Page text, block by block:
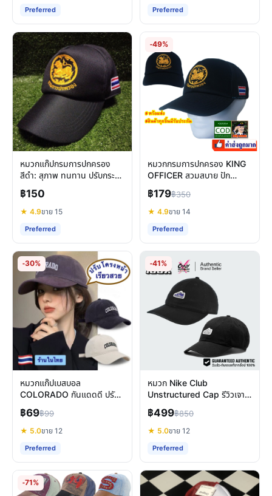
Preferred Preferred
หมวกแก๊ปกรมการปกครอง
สีดำ: สุภาพ ทนทาน ปรับกระชับ
ใส่สบาย คุ้มค่า
฿150
★ 4.9ขาย 15
Preferred
-49%
หมวกกรมการปกครอง KING
OFFICER สวมสบาย ปัก
ธงชาติไทย ทนทานคุ้มค่า
฿179฿350
★ 4.9ขาย 14
Preferred
-30%
หมวกแก๊ปเบสบอล
COLORADO กันแดดดี ปรับ
ขนาดได้ ใส่ได้ทั้งชายหญิง
฿69฿99
★ 5.0ขาย 12
Preferred
-41%
หมวก Nike Club
Unstructured Cap รีวิวเจาะ
ลึก: สไตล์มินิมอล ใส่สบายทุก
วัน
฿499฿850
★ 5.0ขาย 12
Preferred
-71%